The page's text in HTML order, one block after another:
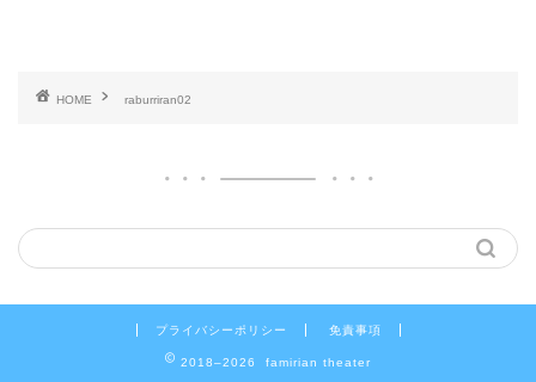
HOME raburriran02
プライバシーポリシー 免責事項
2018–2026 famirian theater